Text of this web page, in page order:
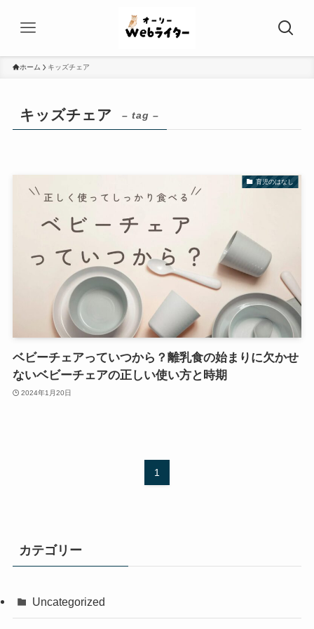
ホーム キッズチェア
キッズチェア – tag –
育児のはなし
ベビーチェアっていつから？離乳食の始まりに欠かせ
ないベビーチェアの正しい使い方と時期
2024年1月20日
1
カテゴリー
Uncategorized